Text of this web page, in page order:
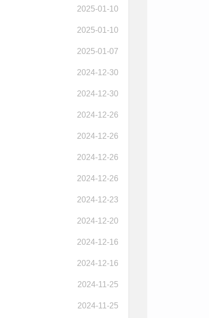
2025-01-10
2025-01-10
2025-01-07
2024-12-30
2024-12-30
2024-12-26
2024-12-26
2024-12-26
2024-12-26
2024-12-23
2024-12-20
2024-12-16
2024-12-16
2024-11-25
2024-11-25